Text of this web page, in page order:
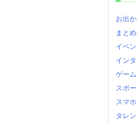
お出
まと
イベン
イン
ゲーム
スポ
スマ
タレン